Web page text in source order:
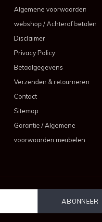
Algemene voorwaarden
webshop / Achteraf betalen
Disclaimer
Privacy Policy
Betaalgegevens
Verzenden & retourneren
Contact
Sitemap
Garantie / Algemene
voorwaarden meubelen